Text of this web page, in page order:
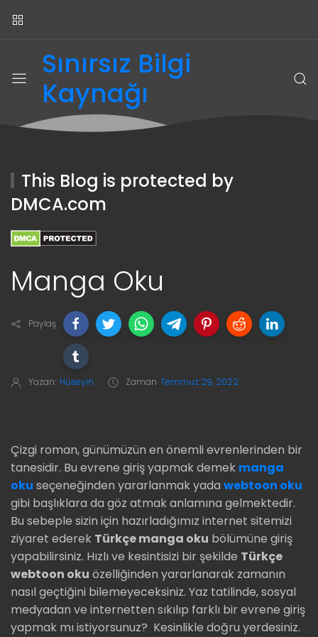
Sınırsız Bilgi
Kaynağı
This Blog is protected by
DMCA.com
Manga Oku
Paylaş
Yazan: Hüseyin Zaman Temmuz 29, 2022
Çizgi roman, günümüzün en önemli evrenlerinden bir
tanesidir. Bu evrene giriş yapmak demek manga
oku seçeneğinden yararlanmak yada webtoon oku
gibi başlıklara da göz atmak anlamına gelmektedir.
Bu sebeple sizin için hazırladığımız internet sitemizi
ziyaret ederek Türkçe manga oku bölümüne giriş
yapabilirsiniz. Hızlı ve kesintisizi bir şekilde Türkçe
webtoon oku özelliğinden yararlanarak zamanın
nasıl geçtiğini bilemeyeceksiniz. Yaz tatilinde, sosyal
medyadan ve internetten sıkılıp farklı bir evrene giriş
yapmak mı istiyorsunuz? Kesinlikle doğru yerdesiniz.